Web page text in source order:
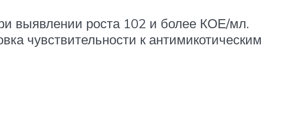
выявлении роста 102 и более КОЕ/мл.
чувствительности к антимикотическим